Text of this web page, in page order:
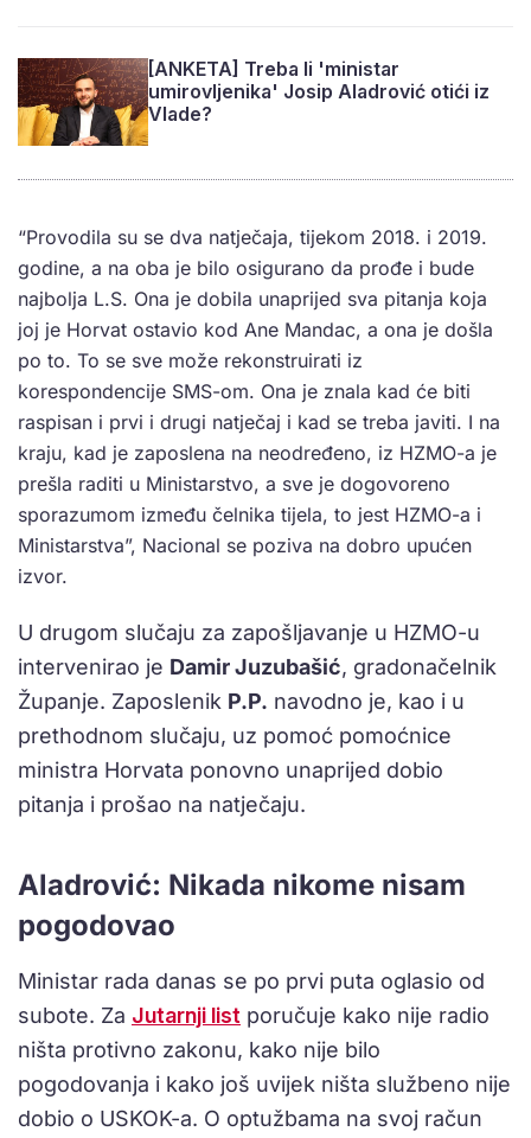
[ANKETA] Treba li 'ministar
umirovljenika' Josip Aladrović otići iz
Vlade?
“Provodila su se dva natječaja, tijekom 2018. i 2019.
godine, a na oba je bilo osigurano da prođe i bude
najbolja L.S. Ona je dobila unaprijed sva pitanja koja
joj je Horvat ostavio kod Ane Mandac, a ona je došla
po to. To se sve može rekonstruirati iz
korespondencije SMS-om. Ona je znala kad će biti
raspisan i prvi i drugi natječaj i kad se treba javiti. I na
kraju, kad je zaposlena na neodređeno, iz HZMO-a je
prešla raditi u Ministarstvo, a sve je dogovoreno
sporazumom između čelnika tijela, to jest HZMO-a i
Ministarstva”, Nacional se poziva na dobro upućen
izvor.
U drugom slučaju za zapošljavanje u HZMO-u
intervenirao je Damir Juzubašić, gradonačelnik
Županje. Zaposlenik P.P. navodno je, kao i u
prethodnom slučaju, uz pomoć pomoćnice
ministra Horvata ponovno unaprijed dobio
pitanja i prošao na natječaju.
Aladrović: Nikada nikome nisam
pogodovao
Ministar rada danas se po prvi puta oglasio od
subote. Za Jutarnji list poručuje kako nije radio
ništa protivno zakonu, kako nije bilo
pogodovanja i kako još uvijek ništa službeno nije
dobio o USKOK-a. O optužbama na svoj račun